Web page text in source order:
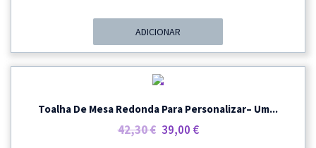
Original
Era:
44,20 €.
É:
40,80 €.
ADICIONAR
Toalha De Mesa Redonda Para Personalizar– Um...
42,30€ O
39,00 €O